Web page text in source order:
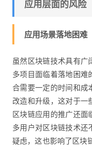
应用层面的风险
应用场景落地困难
虽然区块链技术具有
多项目面临着落地困难
合需要一定的时间和成
改造和升级，这对于一
区块链应用的推广还面
多用户对区块链技术还
疑虑，这也影响了区块